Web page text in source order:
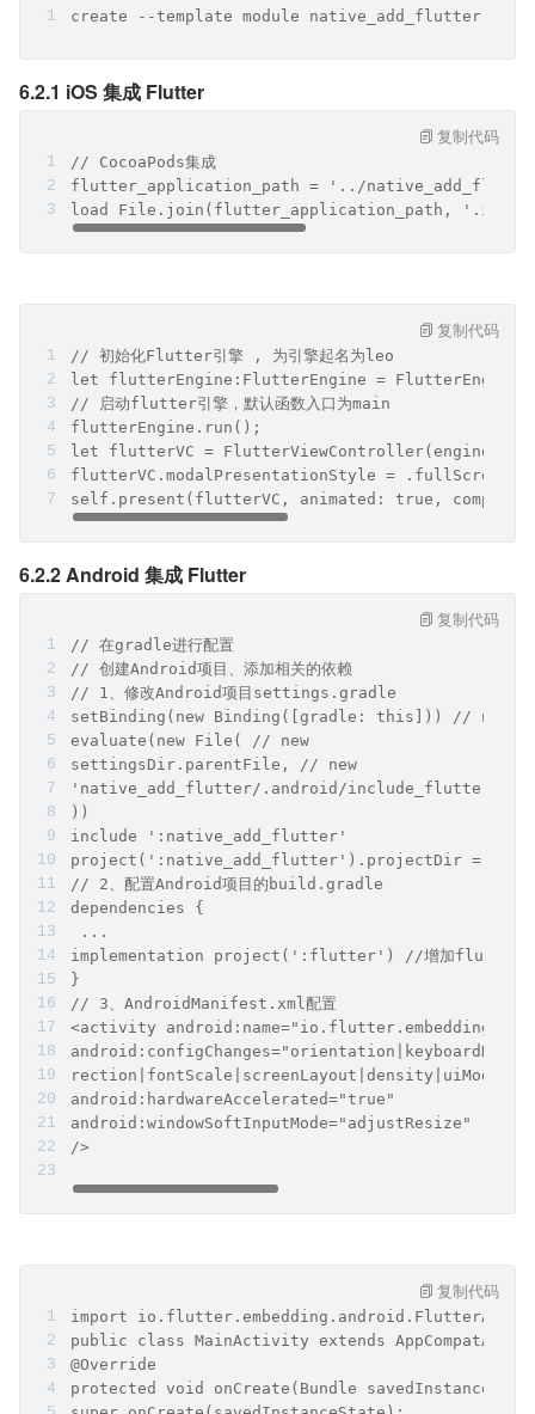
create --template module native_add_flutter
6.2.1 iOS 集成 Flutter
// CocoaPods集成
flutter_application_path = '../
load File.join(flutter_application_path,
复制代码
// 初始化Flutter引擎 , 为引擎起名为leo
let flutterEngine:FlutterEngine =
// 启动flutter引擎，默认函数⼊⼝为main
flutterEngine.run();
let flutterVC = FlutterViewController(engine:
flutterVC.modalPresentationStyle = .fullScreen;
self.present(flutterVC, animated: true,
复制代码
6.2.2 Android 集成 Flutter
// 在gradle进⾏配置
// 创建Android项⽬、添加相关的依赖
// 1、修改Android项⽬settings.gradle
setBinding(new Binding([gradle: this])) // new
evaluate(new File( // new
settingsDir.parentFile, // new
'native_add_flutter/.android/
))
include ':native_add_flutter'
project(':native_add_flutter').projectDir =
// 2、配置Android项⽬的build.gradle
dependencies {
...
implementation project(':flutter') //增加flutter依
}
// 3、AndroidManifest.xml配置
<activity
rection|fontScale|screenLayout|density|uiMode"
android:hardwareAccelerated="true"
android:windowSoftInputMode="adjustResize"
/>
复制代码
import
public class MainActivity extends
@Override
protected void onCreate(Bundle
复制代码